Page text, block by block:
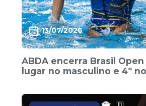
13/07/2026
ABDA encerra Brasil Open
lugar no masculino e 4º